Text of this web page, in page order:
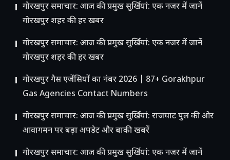
गोरखपुर समाचार: आज की प्रमुख सुर्खियां: एक नजर में जानें
गोरखपुर शहर की हर खबर
गोरखपुर समाचार: आज की प्रमुख सुर्खियां: एक नजर में जानें
गोरखपुर शहर की हर खबर
गोरखपुर गैस एजेंसियों का नंबर 2026 | 87+ Gorakhpur
Gas Agencies Contact Numbers
गोरखपुर समाचार: आज की प्रमुख सुर्खियां: राजघाट पुल की ओर
आवागमन पर बड़ा अपडेट और बाकी खबरें
गोरखपुर समाचार: आज की प्रमुख सुर्खियां: एक नजर में जानें